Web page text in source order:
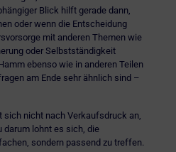
Blick hilft gerade dann,
oder wenn die Entscheidung
mit anderen Themen wie
oder Selbstständigkeit
ebenso wie in anderen Teilen
am Ende sehr ähnlich sind –
sich nicht nach Verkaufsdruck an,
darum lohnt es sich, die
sondern passend zu treffen.